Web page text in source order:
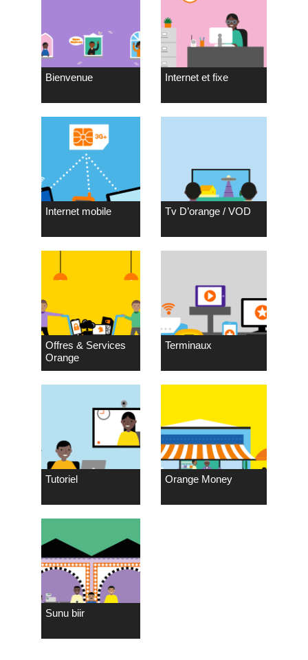
Bienvenue Internet et fixe
Internet mobile Tv D’orange / VOD
Offres & Services
Orange
Terminaux
Tutoriel Orange Money
Sunu biir